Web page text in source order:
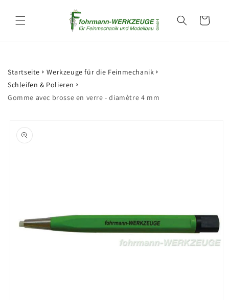
au
Panier
Startseite
Werkzeuge für die Feinmechanik
Schleifen & Polieren
Gomme avec brosse en verre - diamètre 4 mm
informations
produits